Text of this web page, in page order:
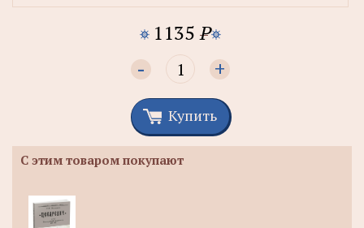
1135 P
- +
Купить
С этим товаром покупают